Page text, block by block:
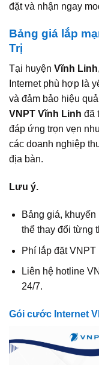
đặt và nhận ngay
Bảng giá lắp
Trị
Tại huyện Vĩnh Linh
Internet phù hợp là
và đảm bảo hiệu
VNPT Vĩnh Linh đã
đáp ứng trọn vẹn
các doanh nghiệp
địa bàn.
Lưu ý.
Bảng giá,
thể thay đổi từng
Phí lắp đặt VNPT
Liên hệ hotline
24/7.
Gói cước Internet